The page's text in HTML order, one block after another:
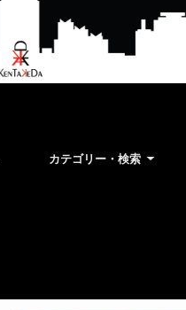
カテゴリー・検索